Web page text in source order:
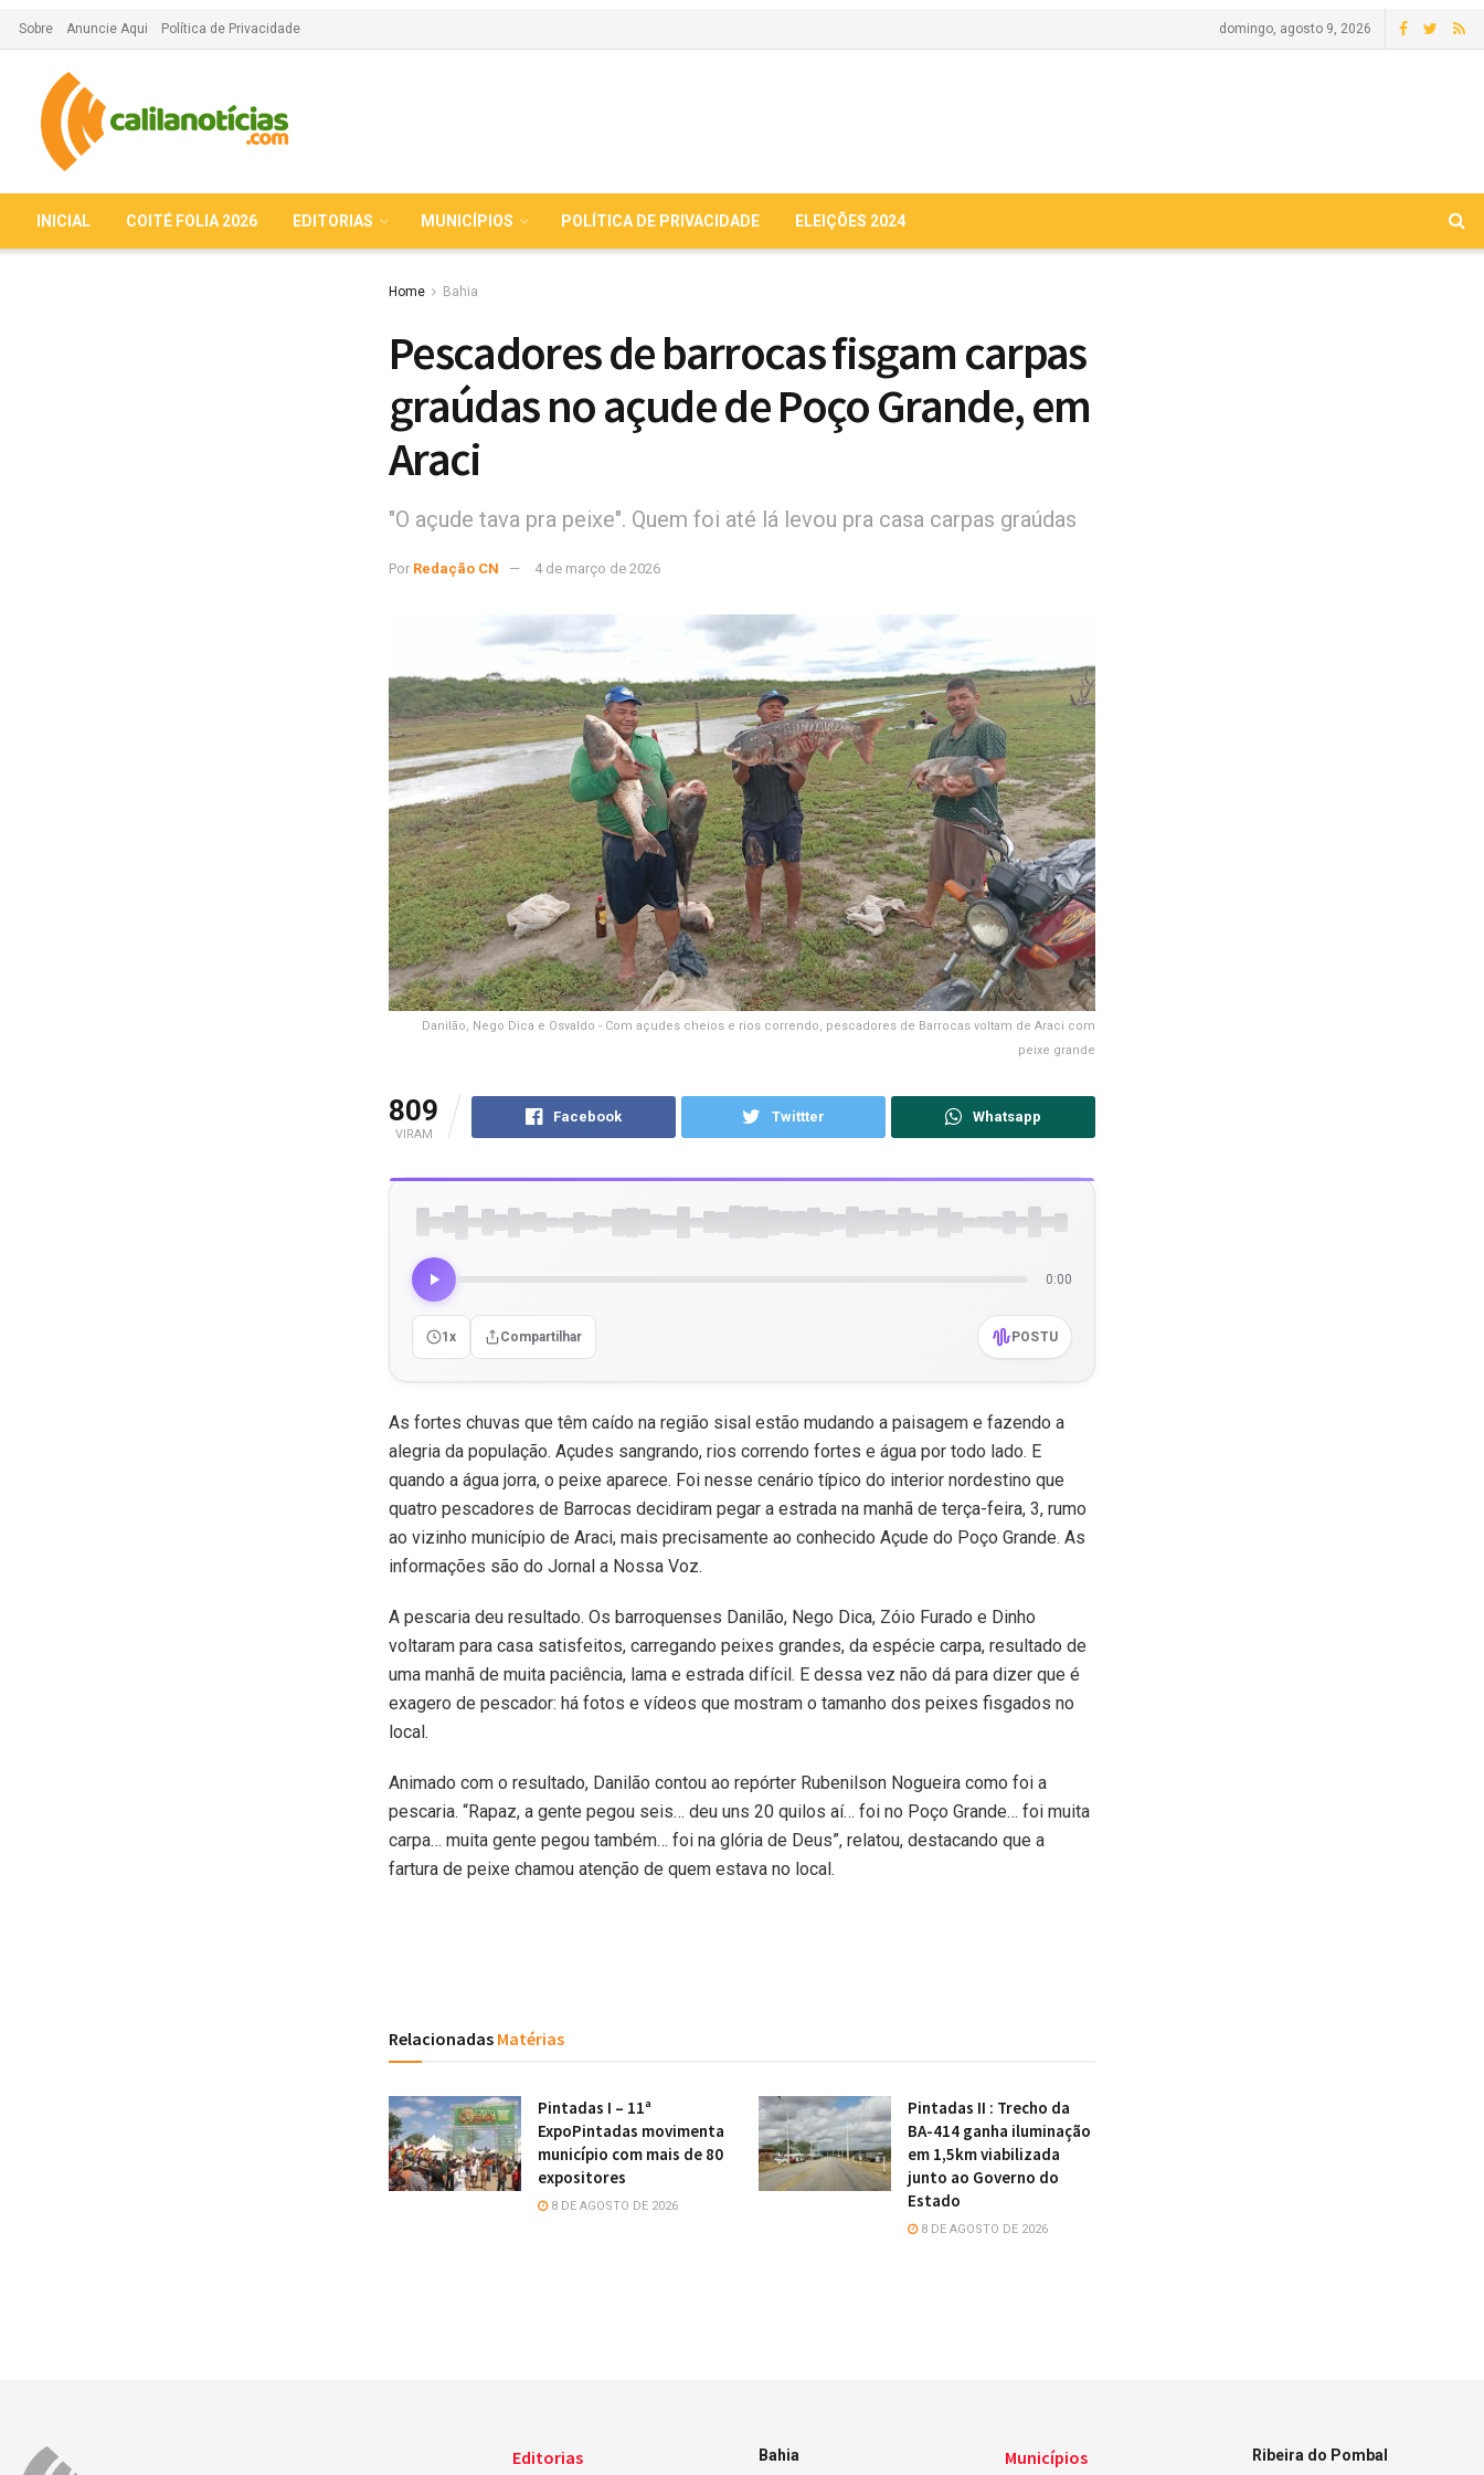
Sobre Anuncie Aqui Política de Privacidade domingo, agosto 9, 2026
INICIAL COITÉ FOLIA 2026 EDITORIAS MUNICÍPIOS POLÍTICA DE PRIVACIDADE ELEIÇÕES 2024
Home Bahia
Pescadores de barrocas fisgam carpas
graúdas no açude de Poço Grande, em
Araci
"O açude tava pra peixe". Quem foi até lá levou pra casa carpas graúdas
Por Redação CN 4 de março de 2026
Danilão, Nego Dica e Osvaldo - Com açudes cheios e rios correndo, pescadores de Barrocas voltam de Araci com
peixe grande
809
VIRAM
Facebook Twittter Whatsapp
0:00
1x Compartilhar POSTU
As fortes chuvas que têm caído na região sisal estão mudando a paisagem e fazendo a
alegria da população. Açudes sangrando, rios correndo fortes e água por todo lado. E
quando a água jorra, o peixe aparece. Foi nesse cenário típico do interior nordestino que
quatro pescadores de Barrocas decidiram pegar a estrada na manhã de terça-feira, 3, rumo
ao vizinho município de Araci, mais precisamente ao conhecido Açude do Poço Grande. As
informações são do Jornal a Nossa Voz.
A pescaria deu resultado. Os barroquenses Danilão, Nego Dica, Zóio Furado e Dinho
voltaram para casa satisfeitos, carregando peixes grandes, da espécie carpa, resultado de
uma manhã de muita paciência, lama e estrada difícil. E dessa vez não dá para dizer que é
exagero de pescador: há fotos e vídeos que mostram o tamanho dos peixes fisgados no
local.
Animado com o resultado, Danilão contou ao repórter Rubenilson Nogueira como foi a
pescaria. “Rapaz, a gente pegou seis… deu uns 20 quilos aí… foi no Poço Grande… foi muita
carpa… muita gente pegou também… foi na glória de Deus”, relatou, destacando que a
fartura de peixe chamou atenção de quem estava no local.
Relacionadas Matérias
Pintadas I – 11ª
ExpoPintadas movimenta
município com mais de 80
expositores
8 DE AGOSTO DE 2026
Pintadas II : Trecho da
BA-414 ganha iluminação
em 1,5km viabilizada
junto ao Governo do
Estado
8 DE AGOSTO DE 2026
Editorias Bahia Municípios Ribeira do Pombal